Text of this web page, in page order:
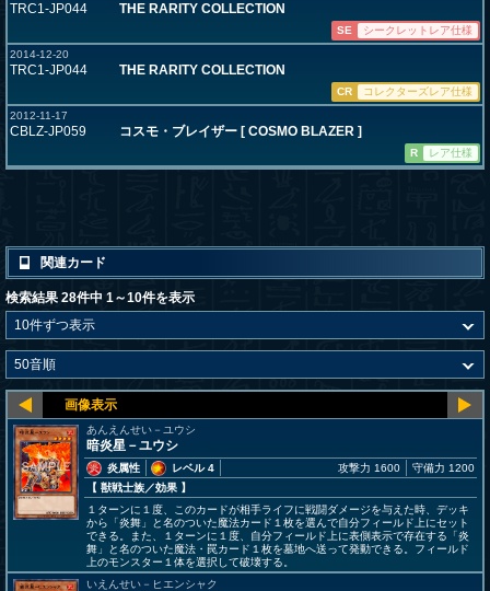
TRC1-JP044 THE RARITY COLLECTION
SE
シークレットレア仕様
2014-12-20
TRC1-JP044 THE RARITY COLLECTION
CR
コレクターズレア仕様
2012-11-17
CBLZ-JP059 コスモ・ブレイザー [ COSMO BLAZER ]
R レア仕様
関連カード
検索結果 28件中 1～10件を表示
あんえんせい－ユウシ
暗炎星－ユウシ
炎属性
レベル 4
【 獣戦士族／効果 】
攻撃力 1600 守備力 1200
１ターンに１度、このカードが相手ライフに戦闘ダメージを与えた時、デッキ
から「炎舞」と名のついた魔法カード１枚を選んで自分フィールド上にセット
できる。また、１ターンに１度、自分フィールド上に表側表示で存在する「炎
舞」と名のついた魔法・罠カード１枚を墓地へ送って発動できる。フィールド
上のモンスター１体を選択して破壊する。
いえんせい－ヒエンシャク